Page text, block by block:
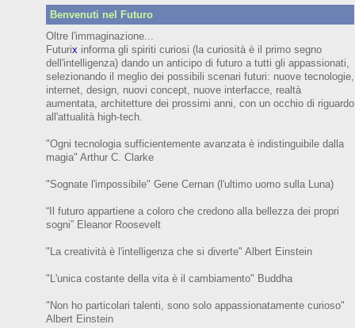
Benvenuti nel Futuro
Oltre l'immaginazione...
Futurix informa gli spiriti curiosi (la curiosità è il primo segno
dell'intelligenza)dando un anticipo di futuroa tutti gli appassionati,
selezionando il meglio dei possibili scenari futuri: nuove tecnologie,
internet, design, nuovi concept, nuove interfacce, realtà
aumentata, architetture dei prossimi anni, con un occhio di riguardo
all'attualità high-tech.
"Ogni tecnologia sufficientemente avanzata è indistinguibile dalla
magia" Arthur C. Clarke
"Sognate l'impossibile" Gene Cernan (l'ultimo uomo sulla Luna)
“Il futuro appartiene a coloro che credono alla bellezza dei propri
sogni” EleanorRoosevelt
"La creatività è l'intelligenza che si diverte" Albert Einstein
"L'unica costante della vita è il cambiamento" Buddha
"Non ho particolari talenti, sono solo appassionatamente curioso"
Albert Einstein